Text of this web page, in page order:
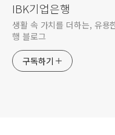
IBK기업은행
생활 속 가치를 더하는, 유용
행 블로그
구독하기